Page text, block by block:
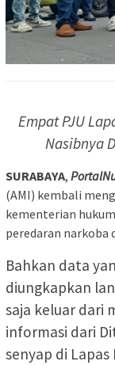
Empat PJU
Nasibnya
SURABAYA,
(AMI) kembali
kementerian
peredaran narkoba
Bahkan data
diungkapkan
saja keluar dari
informasi dari
senyap di Lapas